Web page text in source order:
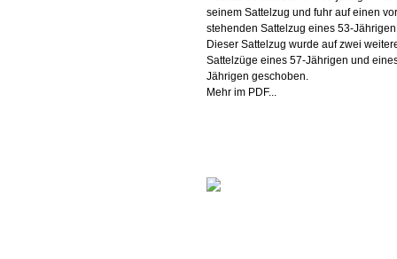
seinem Sattelzug und fuhr auf einen
stehenden Sattelzug eines 53-
Dieser Sattelzug wurde auf zwei
Sattelzüge eines 57-Jährigen und
Jährigen geschoben.
Mehr im PDF...